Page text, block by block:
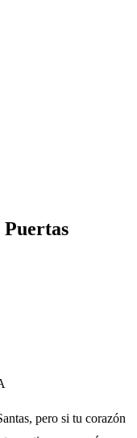
Puertas
pero si tu corazón